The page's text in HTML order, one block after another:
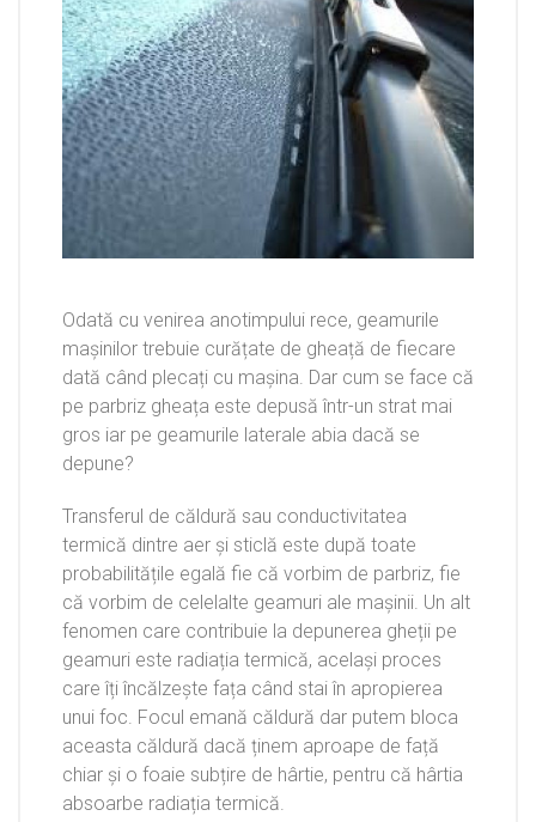
Odată cu venirea anotimpului rece, geamurile
mașinilor trebuie curățate de gheață de fiecare
dată când plecați cu mașina. Dar cum se face că
pe parbriz gheața este depusă într-un strat mai
gros iar pe geamurile laterale abia dacă se
depune?
Transferul de căldură sau conductivitatea
termică dintre aer și sticlă este după toate
probabilitățile egală fie că vorbim de parbriz, fie
că vorbim de celelalte geamuri ale mașinii. Un alt
fenomen care contribuie la depunerea gheții pe
geamuri este radiația termică, același proces
care îți încălzește fața când stai în apropierea
unui foc. Focul emană căldură dar putem bloca
aceasta căldură dacă ținem aproape de față
chiar și o foaie subțire de hârtie, pentru că hârtia
absoarbe radiația termică.